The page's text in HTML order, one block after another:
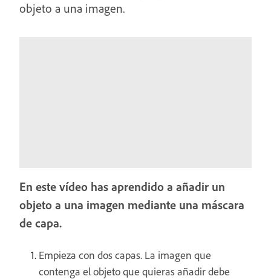
objeto a una imagen.
En este vídeo has aprendido a añadir un
objeto a una imagen mediante una máscara
de capa.
Empieza con dos capas. La imagen que
contenga el objeto que quieras añadir debe